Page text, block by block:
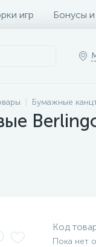
игр Бонусы и
Бумажные
Код
Пока нет